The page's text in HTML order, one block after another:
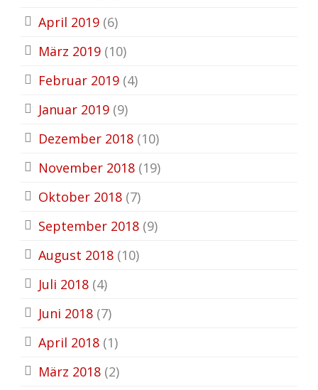
April 2019 (6)
März 2019 (10)
Februar 2019 (4)
Januar 2019 (9)
Dezember 2018 (10)
November 2018 (19)
Oktober 2018 (7)
September 2018 (9)
August 2018 (10)
Juli 2018 (4)
Juni 2018 (7)
April 2018 (1)
März 2018 (2)